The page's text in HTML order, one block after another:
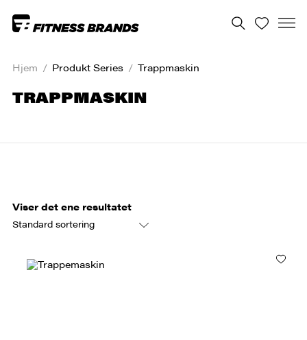
Hjem / Produkt Series / Trappmaskin
TRAPPMASKIN
Viser det ene resultatet